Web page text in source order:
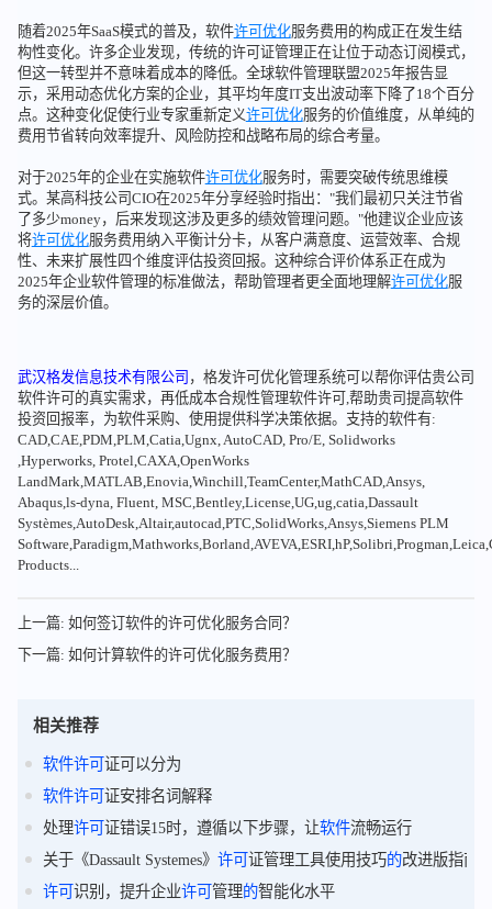
随着2025年SaaS模式的普及，软件许可优化服务费用的构成正在发生结
构性变化。许多企业发现，传统的许可证管理正在让位于动态订阅模式，
但这一转型并不意味着成本的降低。全球软件管理联盟2025年报告显
示，采用动态优化方案的企业，其平均年度IT支出波动率下降了18个百分
点。这种变化促使行业专家重新定义许可优化服务的价值维度，从单纯的
费用节省转向效率提升、风险防控和战略布局的综合考量。
对于2025年的企业在实施软件许可优化服务时，需要突破传统思维模
式。某高科技公司CIO在2025年分享经验时指出："我们最初只关注节省
了多少money，后来发现这涉及更多的绩效管理问题。"他建议企业应该
将许可优化服务费用纳入平衡计分卡，从客户满意度、运营效率、合规
性、未来扩展性四个维度评估投资回报。这种综合评价体系正在成为
2025年企业软件管理的标准做法，帮助管理者更全面地理解许可优化服
务的深层价值。
武汉格发信息技术有限公司 ，格发许可优化管理系统可以帮你评估贵公司
软件许可的真实需求，再低成本合规性管理软件许可,帮助贵司提高软件
投资回报率，为软件采购、使用提供科学决策依据。支持的软件有:
CAD,CAE,PDM,PLM,Catia,Ugnx, AutoCAD, Pro/E, Solidworks
,Hyperworks, Protel,CAXA,OpenWorks
LandMark,MATLAB,Enovia,Winchill,TeamCenter,MathCAD,Ansys,
Abaqus,ls-dyna, Fluent, MSC,Bentley,License,UG,ug,catia,Dassault
Systèmes,AutoDesk,Altair,autocad,PTC,SolidWorks,Ansys,Siemens PLM
Products...
上一篇: 如何签订软件的许可优化服务合同？
下一篇: 如何计算软件的许可优化服务费用？
相关推荐
软件许可 证可以分为
软件许可 证安排名词解释
处理许可 证错误15时，遵循以下步骤，让软件流畅运行
关于《Dassault Systemes》 许可 证管理工具使用技巧的改进版指南
许可 识别，提升企业许可 管理的智能化水平